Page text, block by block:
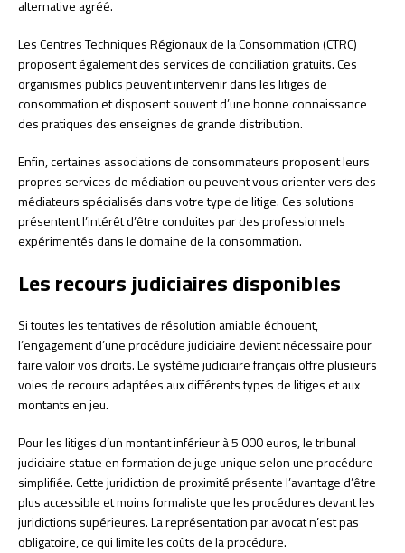
alternative agréé.
Les Centres Techniques Régionaux de la Consommation (CTRC)
proposent également des services de conciliation gratuits. Ces
organismes publics peuvent intervenir dans les litiges de
consommation et disposent souvent d’une bonne connaissance
des pratiques des enseignes de grande distribution.
Enfin, certaines associations de consommateurs proposent leurs
propres services de médiation ou peuvent vous orienter vers des
médiateurs spécialisés dans votre type de litige. Ces solutions
présentent l’intérêt d’être conduites par des professionnels
expérimentés dans le domaine de la consommation.
Les recours judiciaires disponibles
Si toutes les tentatives de résolution amiable échouent,
l’engagement d’une procédure judiciaire devient nécessaire pour
faire valoir vos droits. Le système judiciaire français offre plusieurs
voies de recours adaptées aux différents types de litiges et aux
montants en jeu.
Pour les litiges d’un montant inférieur à 5 000 euros, le tribunal
judiciaire statue en formation de juge unique selon une procédure
simplifiée. Cette juridiction de proximité présente l’avantage d’être
plus accessible et moins formaliste que les procédures devant les
juridictions supérieures. La représentation par avocat n’est pas
obligatoire, ce qui limite les coûts de la procédure.